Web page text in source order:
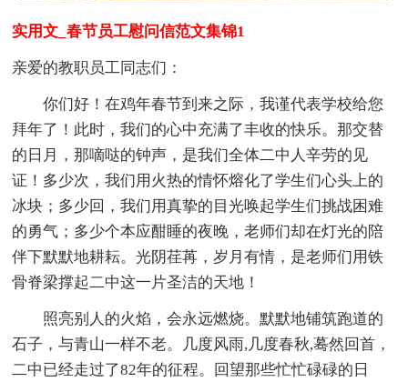
实用文_春节员工慰问信范文集锦1
亲爱的教职员工同志们：
你们好！在鸡年春节到来之际，我谨代表学校给您
拜年了！此时，我们的心中充满了丰收的快乐。那交替
的日月，那嘀哒的钟声，是我们全体二中人辛劳的见
证！多少次，我们用火热的情怀熔化了学生们心头上的
冰块；多少回，我们用真挚的目光唤起学生们挑战困难
的勇气；多少个本应酣睡的夜晚，老师们却在灯光的陪
伴下默默地耕耘。光阴荏苒，岁月有情，是老师们用铁
骨脊梁撑起二中这一片圣洁的天地！
照亮别人的火焰，会永远燃烧。默默地铺筑跑道的
石子，与青山一样不老。几度风雨,几度春秋,蓦然回首，
二中已经走过了82年的征程。回望那些忙忙碌碌的日